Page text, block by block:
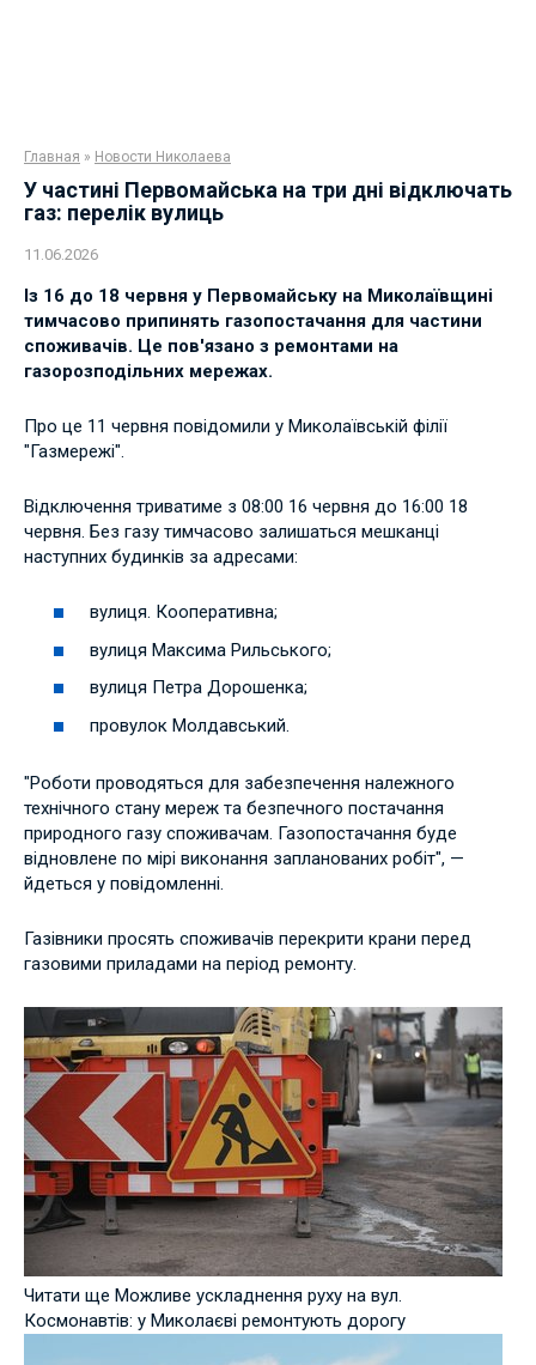
Главная » Новости Николаева
У частині Первомайська на три дні відключать
газ: перелік вулиць
11.06.2026
Із 16 до 18 червня у Первомайську на Миколаївщині
тимчасово припинять газопостачання для частини
споживачів. Це пов'язано з ремонтами на
газорозподільних мережах.
Про це 11 червня повідомили у Миколаївській філії
"Газмережі".
Відключення триватиме з 08:00 16 червня до 16:00 18
червня. Без газу тимчасово залишаться мешканці
наступних будинків за адресами:
вулиця. Кооперативна;
вулиця Максима Рильського;
вулиця Петра Дорошенка;
провулок Молдавський.
"Роботи проводяться для забезпечення належного
технічного стану мереж та безпечного постачання
природного газу споживачам. Газопостачання буде
відновлене по мірі виконання запланованих робіт", —
йдеться у повідомленні.
Газівники просять споживачів перекрити крани перед
газовими приладами на період ремонту.
Читати ще Можливе ускладнення руху на вул.
Космонавтів: у Миколаєві ремонтують дорогу